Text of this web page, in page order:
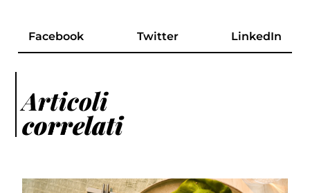
Facebook Twitter LinkedIn
Articoli
correlati